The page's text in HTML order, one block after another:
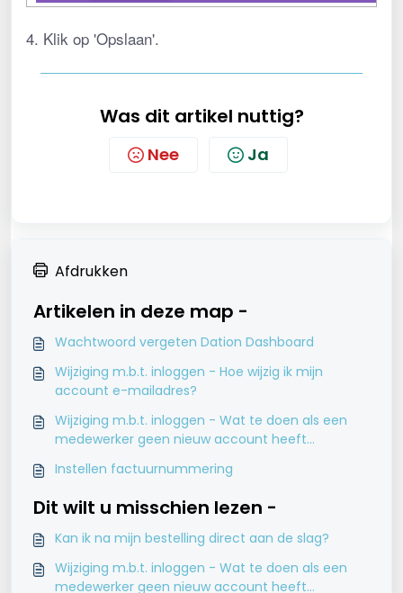
4. Klik op 'Opslaan'.
Was dit artikel nuttig?
Nee Ja
Afdrukken
Artikelen in deze map -
Wachtwoord vergeten Dation Dashboard
Wijziging m.b.t. inloggen - Hoe wijzig ik mijn
account e-mailadres?
Wijziging m.b.t. inloggen - Wat te doen als een
medewerker geen nieuw account heeft
Instellen factuurnummering
Dit wilt u misschien lezen -
Kan ik na mijn bestelling direct aan de slag?
Wijziging m.b.t. inloggen - Wat te doen als een
medewerker geen nieuw account heeft